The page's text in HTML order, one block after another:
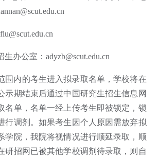
办公室：adyzb@scut.edu.cn
围内的考生进入拟录取名单，学校将在
示期结束后通过中国研究生招生信息网
名单，名单一经上传考生即被锁定，锁
行调剂。如果考生因个人原因需放弃拟
学院，我院将视情况进行顺延录取，顺
研招网已被其他学校调剂待录取，则自